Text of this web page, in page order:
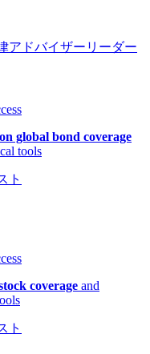
アドバイザーリーダー
global bond coverage
tools
ト
coverage and
ト